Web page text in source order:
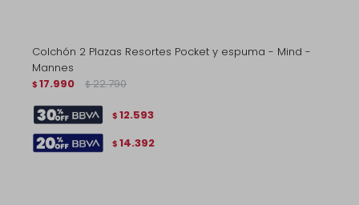
Colchón 2 Plazas Resortes Pocket y espuma - Mind -
Mannes
$ 17.990 $ 22.790
$ 12.593
$ 14.392